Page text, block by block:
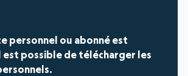
personnel ou abonné est
est possible de télécharger les